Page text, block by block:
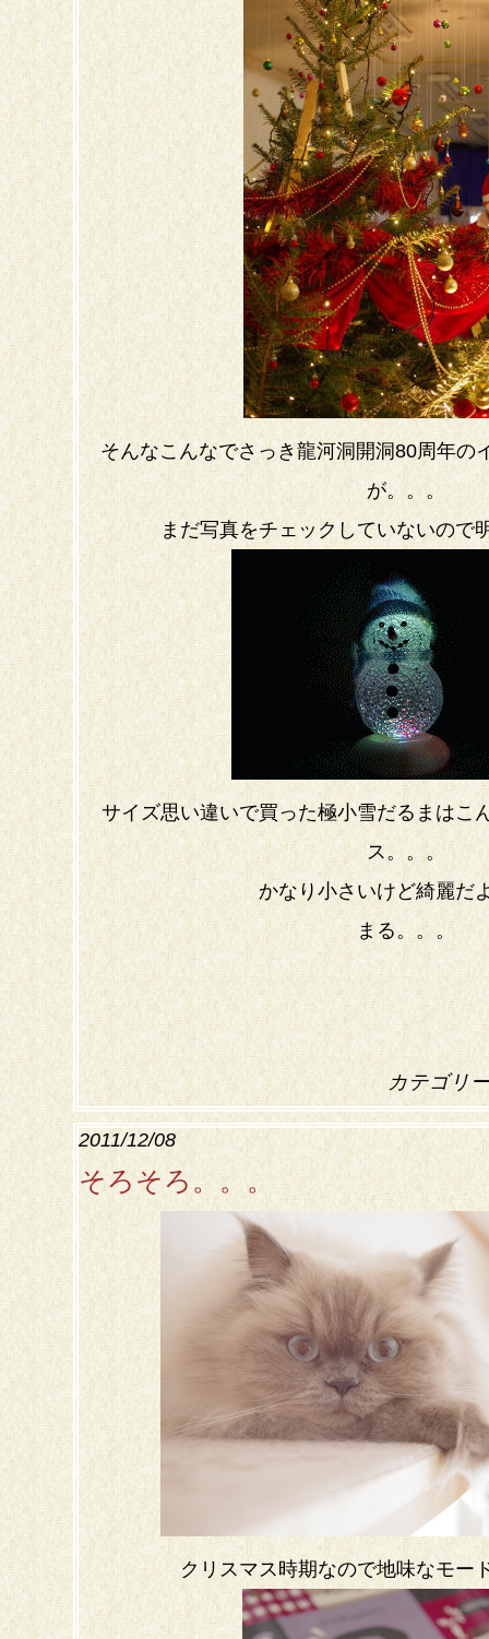
そんなこんなでさっき龍河洞開洞80周年の
が。。。
まだ写真をチェックしていないので
サイズ思い違いで買った極小雪だるまはこ
ス。。。
かなり小さいけど綺麗だ
まる。。。
カテゴリ
2011/12/08
そろそろ。。。
クリスマス時期なので地味なモー